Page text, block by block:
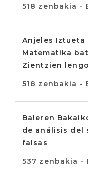
518 zenbakia -
Anjeles Iztueta
Matematika
Zientzien
518 zenbakia -
Baleren
de análisis del
falsas
537 zenbakia -